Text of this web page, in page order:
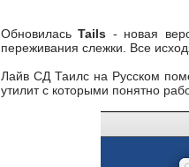
ОбновиласьTails - новая
переживания слежки. Все
Лайв СД Таилс на Русском
утилит с которыми понятно